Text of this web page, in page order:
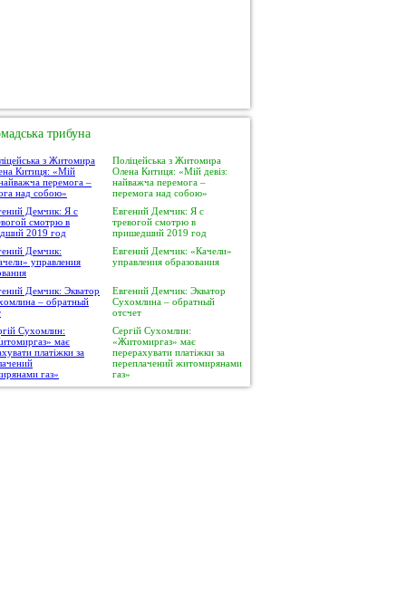
трибуна
Поліцейська з Житомира
Олена Китиця: «Мій девіз:
найважча перемога –
перемога над собою»
Евгений Демчик: Я с
тревогой смотрю в
пришедший 2019 год
Евгений Демчик: «Качели»
управления образования
Евгений Демчик: Экватор
Сухомлина – обратный
отсчет
Сергій Сухомлин:
«Житомиргаз» має
перерахувати платіжки за
переплачений житомирянами
газ»